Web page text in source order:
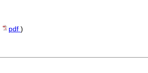
pdf )